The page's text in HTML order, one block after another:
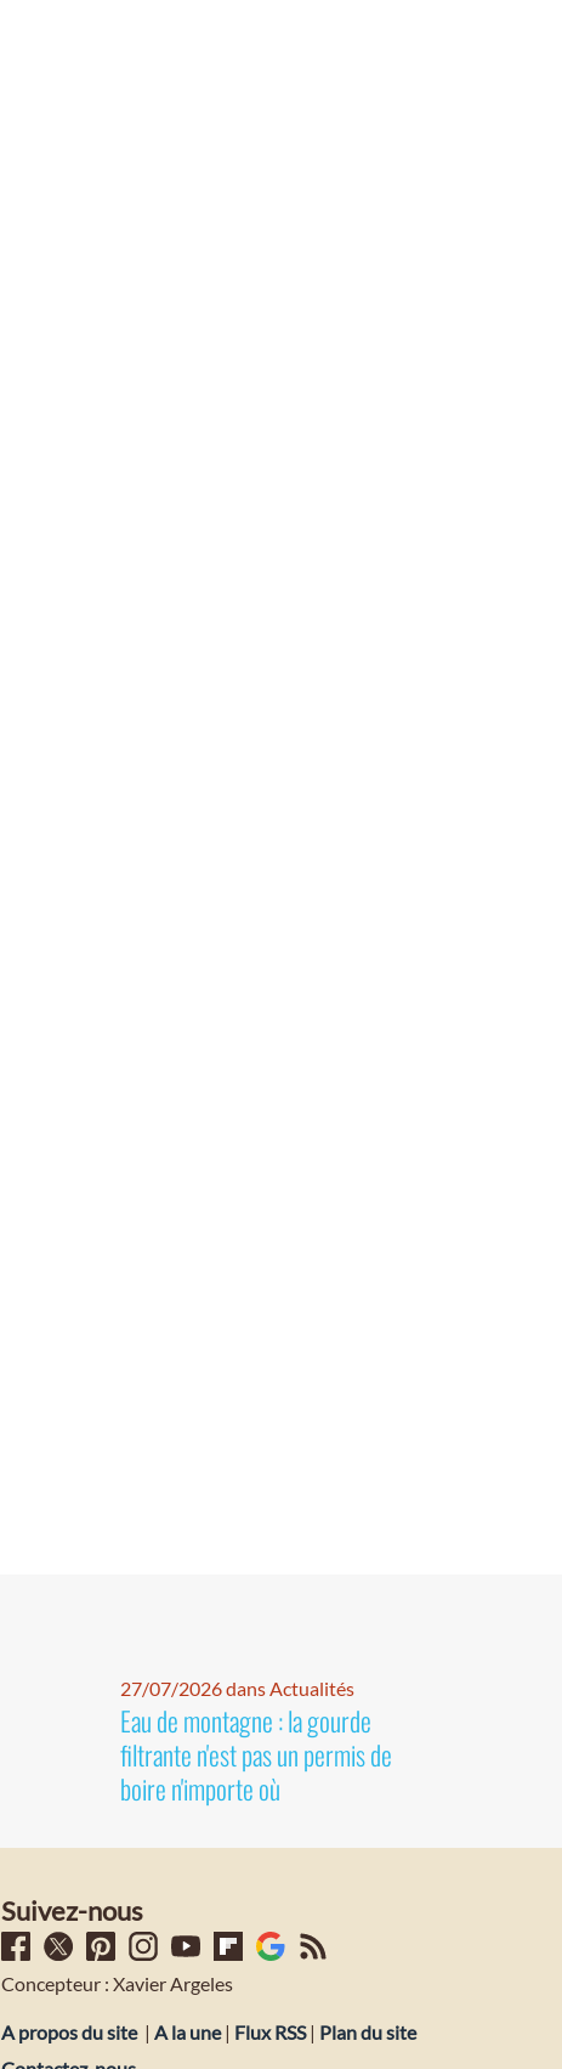
27/07/2026 dans Actualités
Eau de montagne : la gourde
filtrante n'est pas un permis de
boire n'importe où
Suivez-nous
Concepteur : Xavier Argeles
A propos du site | A la une| Flux RSS| Plan du site